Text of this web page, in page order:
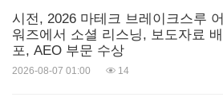
시전, 2026 마테크 브레이크스루 어
워즈에서 소셜 리스닝, 보도자료 배
포, AEO 부문 수상
2026-08-07 01:00 14